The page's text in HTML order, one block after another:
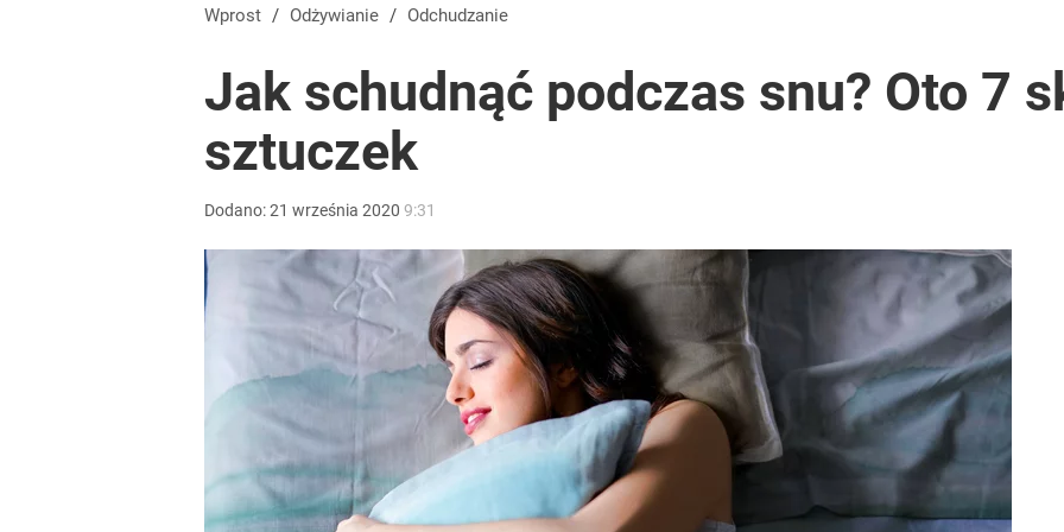
Wprost / Odżywianie / Odchudzanie
Jak schudnąć podczas snu? Oto 7
sztuczek
Dodano:21 września 2020 9:31